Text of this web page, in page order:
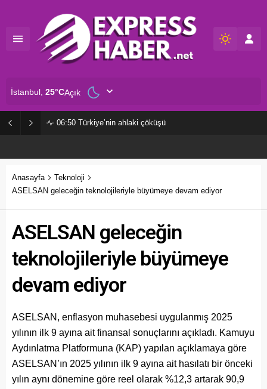
06:50 Türkiye’nin ahlaki çöküşü
İstanbul, 25°CAçık
Anasayfa
Teknoloji
ASELSAN geleceğin teknolojileriyle büyümeye devam ediyor
ASELSAN geleceğin
teknolojileriyle büyümeye
devam ediyor
ASELSAN, enflasyon muhasebesi uygulanmış 2025
yılının ilk 9 ayına ait finansal sonuçlarını açıkladı. Kamuyu
Aydınlatma Platformuna (KAP) yapılan açıklamaya göre
ASELSAN’ın 2025 yılının ilk 9 ayına ait hasılatı bir önceki
yılın aynı dönemine göre reel olarak %12,3 artarak 90,9